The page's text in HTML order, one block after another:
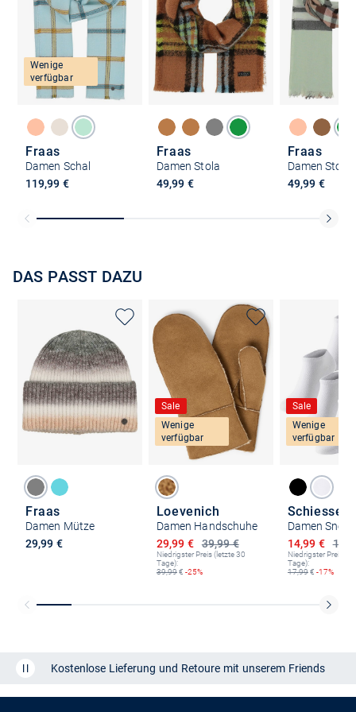
Wenige
verfügbar
Fraas
Damen Schal
119,99 €
Fraas
Damen Stola
49,99 €
Fraas
Damen Stola
49,99 €
DAS PASST DAZU
Fraas
Damen Mütze
29,99 €
Sale
Wenige
verfügbar
Loevenich
Damen Handschuhe
39,99 €
Ermäßigter Preis
29,99 €
Niedrigster Preis (letzte 30
Tage):
39,99€ -25%
Sale
Wenige
verfügbar
Schiesser
Ermäßigter
14,99 €
Niedrigster Preis
Tage):
17,99€ -17%
Kostenlose Lieferung und Retoure mit unserem Friends
CLUB